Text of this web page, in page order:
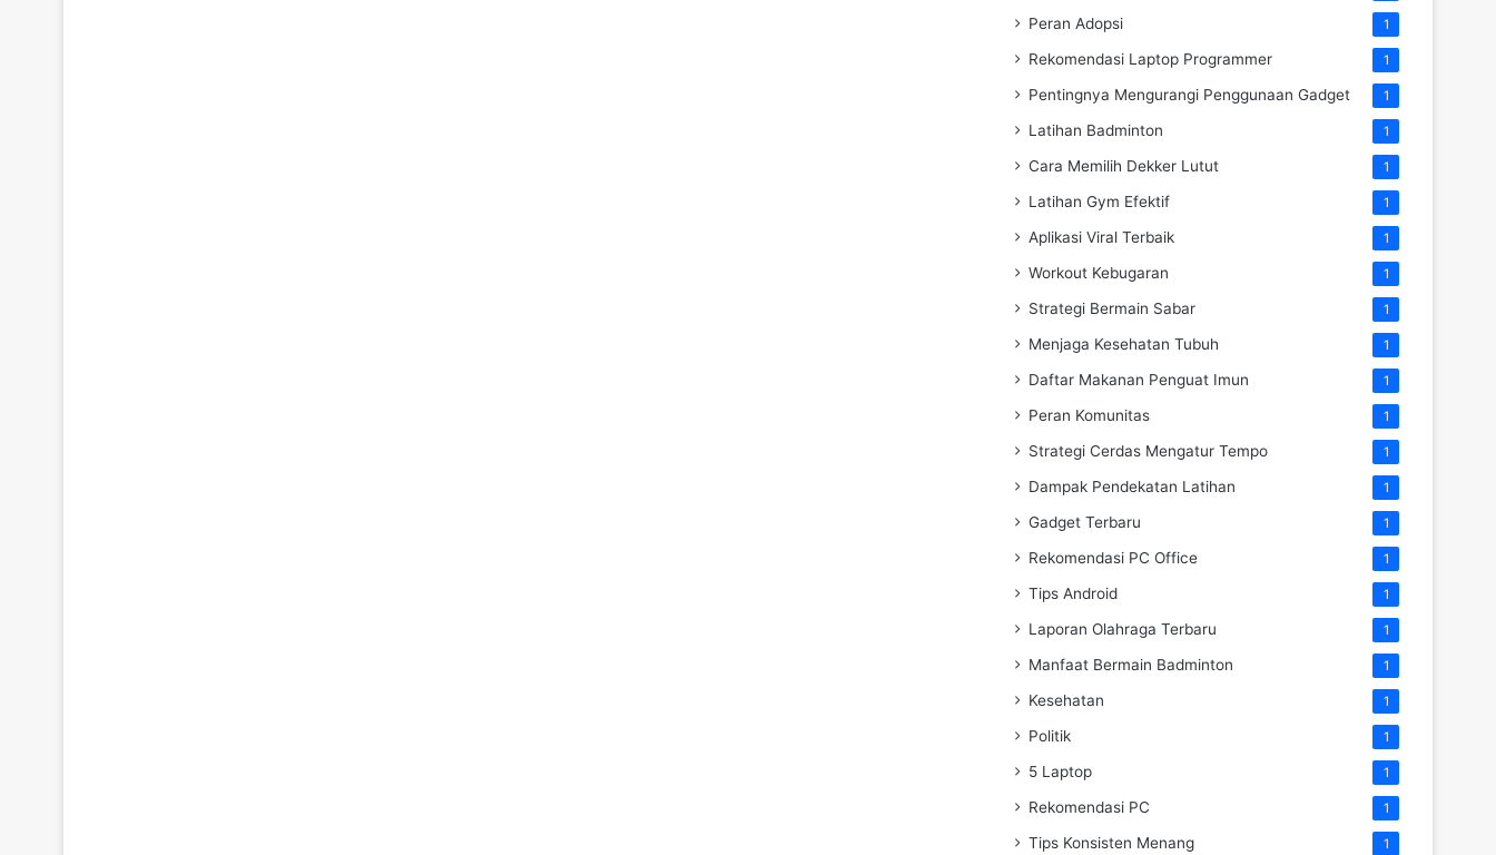
Peran Adopsi 1
Rekomendasi Laptop Programmer 1
Pentingnya Mengurangi Penggunaan Gadget 1
Latihan Badminton 1
Cara Memilih Dekker Lutut 1
Latihan Gym Efektif 1
Aplikasi Viral Terbaik 1
Workout Kebugaran 1
Strategi Bermain Sabar 1
Menjaga Kesehatan Tubuh 1
Daftar Makanan Penguat Imun 1
Peran Komunitas 1
Strategi Cerdas Mengatur Tempo 1
Dampak Pendekatan Latihan 1
Gadget Terbaru 1
Rekomendasi PC Office 1
Tips Android 1
Laporan Olahraga Terbaru 1
Manfaat Bermain Badminton 1
Kesehatan 1
Politik 1
5 Laptop 1
Rekomendasi PC 1
Tips Konsisten Menang 1